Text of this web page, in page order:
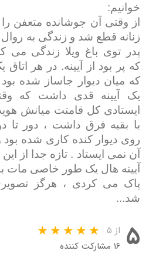
خوانیم:
از وقتی آن جوشانده متعفن
زنانه قطع شد و زندگی به
پدر توی باغ ویلا زندگی می
که پر بود از آیینه. در هر
که میان دیوار جاساز شده
یک آیینه قدی داشت که
ایستادی کل قامتت میانش هویدا
با بقیه فرق داشت ، دور تا
روی دیوار کنده کاری شده
آن نمی ایستاد . تازه جدا از
آیینه هال یک طور خاصی مات
پاک می کردی ، هرگز
شد...
۵ از ۵
۱۶ مشارکت کننده